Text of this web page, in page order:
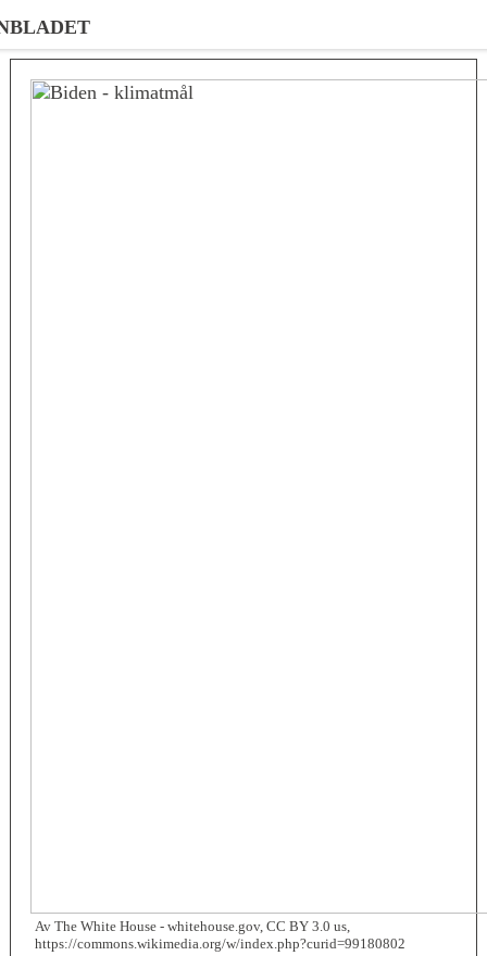
Av The White House - whitehouse.gov, CC BY 3.0 us,
https://commons.wikimedia.org/w/index.php?curid=99180802